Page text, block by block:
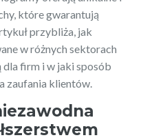
które gwarantują
przybliża, jak
w różnych sektorach
dla firm i w jaki sposób
zaufania klientów.